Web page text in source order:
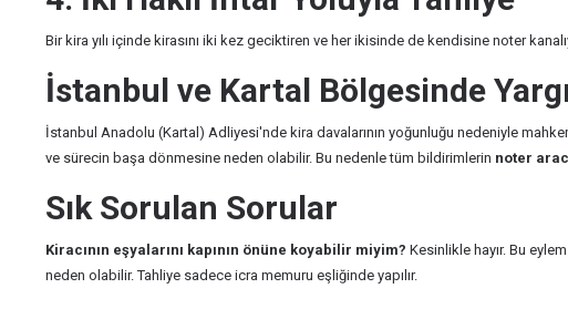
Bir kira yılı içinde kirasını iki kez geciktiren ve her ikisinde de kendisine noter
İstanbul ve Kartal Bölgesinde
İstanbul Anadolu (Kartal) Adliyesi'nde kira davalarının yoğunluğu nedeniyle
ve sürecin başa dönmesine neden olabilir. Bu nedenle tüm bildirimlerin noter
Sık Sorulan Sorular
Kiracının eşyalarını kapının önüne koyabilir miyim? Kesinlikle hayır. Bu
neden olabilir. Tahliye sadece icra memuru eşliğinde yapılır.